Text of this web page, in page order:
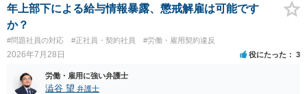
年上部下による給与情報暴露、懲戒解雇は可能です
か？
#問題社員の対応 #正社員・契約社員 #労働・雇用契約違反
2026年7月28日 役にたった 3
労働・雇用に強い弁護士
澁谷 望 弁護士